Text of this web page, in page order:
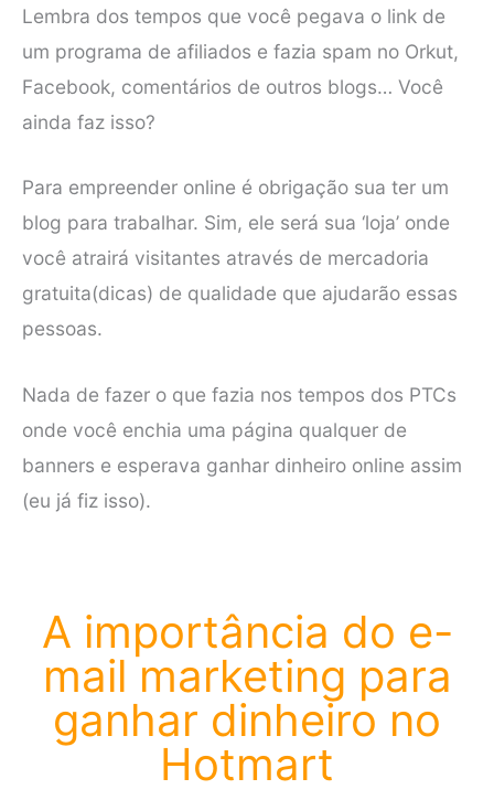
Lembra dos tempos que você pegava o link de
um programa de afiliados e fazia spam no Orkut,
Facebook, comentários de outros blogs… Você
ainda faz isso?
Para empreender online é obrigação sua ter um
blog para trabalhar. Sim, ele será sua ‘loja’ onde
você atrairá visitantes através de mercadoria
gratuita(dicas) de qualidade que ajudarão essas
pessoas.
Nada de fazer o que fazia nos tempos dos PTCs
onde você enchia uma página qualquer de
banners e esperava ganhar dinheiro online assim
(eu já fiz isso).
A importância do e-
mail marketing para
ganhar dinheiro no
Hotmart